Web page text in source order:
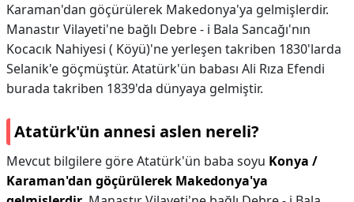
Karaman'dan göçürülerek Makedonya'ya gelmişlerdir.
Manastır Vilayeti'ne bağlı Debre - i Bala Sancağı'nın
Kocacık Nahiyesi ( Köyü)'ne yerleşen takriben 1830'larda
Selanik'e göçmüştür. Atatürk'ün babası Ali Rıza Efendi
burada takriben 1839'da dünyaya gelmiştir.
Atatürk'ün annesi aslen nereli?
Mevcut bilgilere göre Atatürk'ün baba soyu Konya /
Karaman'dan göçürülerek Makedonya'ya